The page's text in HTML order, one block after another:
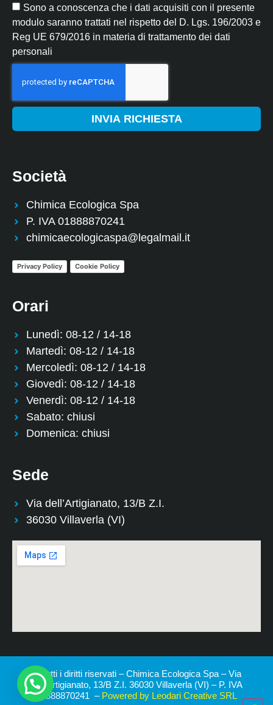
Sono a conoscenza che i dati acquisiti con il presente
modulo saranno trattati nel rispetto del D. Lgs. 196/2003 e
Reg UE 679/2016 in materia di trattamento dei dati
personali
INVIA RICHIESTA
Società
Chimica Ecologica Spa
P. IVA 01888870241
chimicaecologicaspa@legalmail.it
Privacy Policy Cookie Policy
Orari
Lunedì: 08-12 / 14-18
Martedì: 08-12 / 14-18
Mercoledì: 08-12 / 14-18
Giovedì: 08-12 / 14-18
Venerdì: 08-12 / 14-18
Sabato: chiusi
Domenica: chiusi
Sede
Via dell’Artigianato, 13/B Z.I.
36030 Villaverla (VI)
© Tutti i diritti riservati – Chimica Ecologica Spa – Via
dell’Artigianato, 13/B Z.I. 36030 Villaverla (VI) – P. IVA
01888870241 – Powered by Leodari Creative SRL